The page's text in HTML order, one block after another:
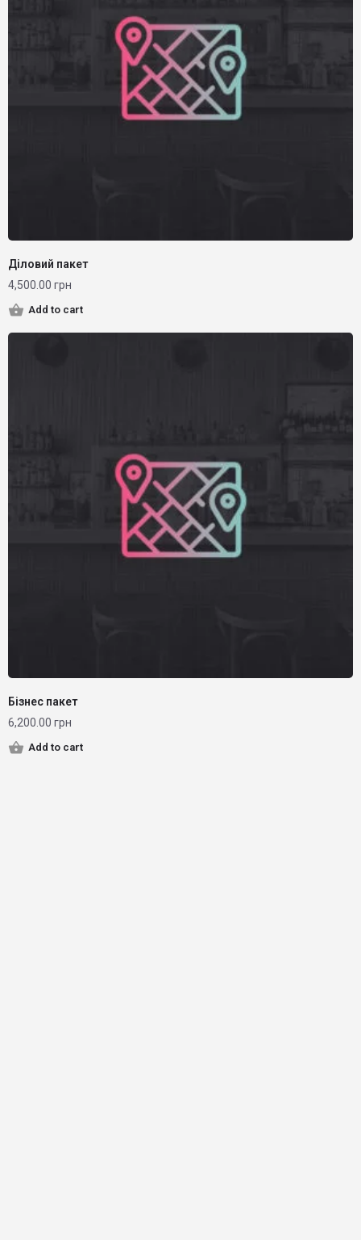
Діловий пакет
4,500.00 грн
Add to cart
Бізнес пакет
6,200.00 грн
Add to cart